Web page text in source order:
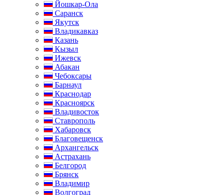
Йошкар-Ола
Саранск
Якутск
Владикавказ
Казань
Кызыл
Ижевск
Абакан
Чебоксары
Барнаул
Краснодар
Красноярск
Владивосток
Ставрополь
Хабаровск
Благовещенск
Архангельск
Астрахань
Белгород
Брянск
Владимир
Волгоград